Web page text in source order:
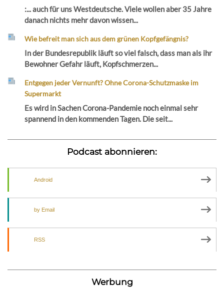
:... auch für uns Westdeutsche. Viele wollen aber 35 Jahre
danach nichts mehr davon wissen...
Wie befreit man sich aus dem grünen Kopfgefängnis?
In der Bundesrepublik läuft so viel falsch, dass man als ihr
Bewohner Gefahr läuft, Kopfschmerzen...
Entgegen jeder Vernunft? Ohne Corona-Schutzmaske im
Supermarkt
Es wird in Sachen Corona-Pandemie noch einmal sehr
spannend in den kommenden Tagen. Die seit...
Podcast abonnieren:
Android
by Email
RSS
Werbung